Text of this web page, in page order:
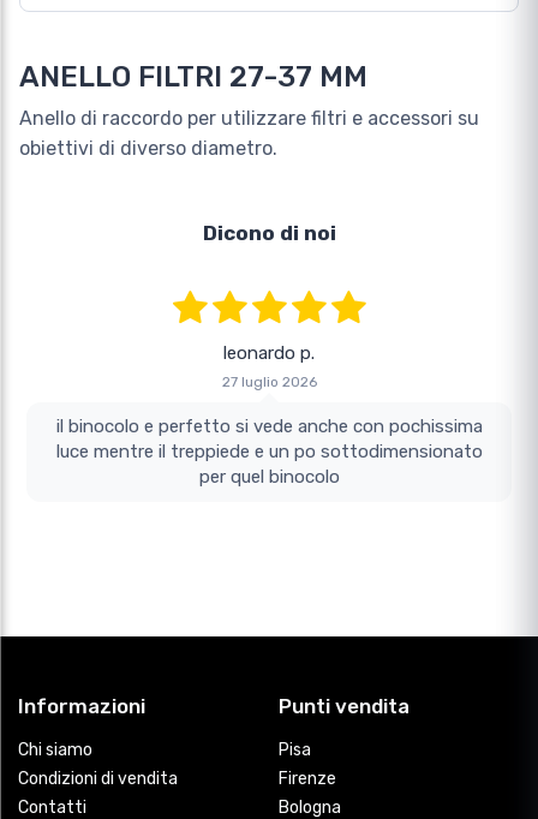
ANELLO FILTRI 27-37 MM
Anello di raccordo per utilizzare filtri e accessori su
obiettivi di diverso diametro.
Dicono di noi
leonardo p.
27 luglio 2026
il binocolo e perfetto si vede anche con pochissima
luce mentre il treppiede e un po sottodimensionato
per quel binocolo
Informazioni
Chi siamo
Condizioni di vendita
Contatti
Punti vendita
Pisa
Firenze
Bologna